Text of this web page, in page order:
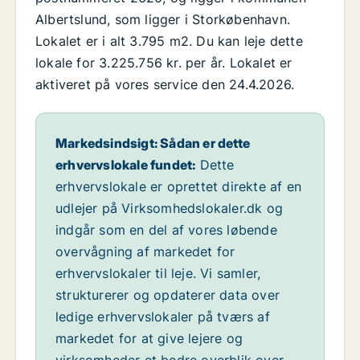
Albertslund, som ligger i Storkøbenhavn.
Lokalet er i alt 3.795 m2. Du kan leje dette
lokale for 3.225.756 kr. per år. Lokalet er
aktiveret på vores service den 24.4.2026.
Markedsindsigt: Sådan er dette
erhvervslokale fundet: Dette
erhvervslokale er oprettet direkte af en
udlejer på Virksomhedslokaler.dk og
indgår som en del af vores løbende
overvågning af markedet for
erhvervslokaler til leje. Vi samler,
strukturerer og opdaterer data over
ledige erhvervslokaler på tværs af
markedet for at give lejere og